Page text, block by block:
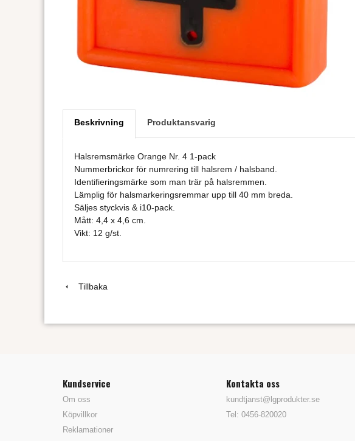
Beskrivning Produktansvarig
Halsremsmärke Orange Nr. 4 1-pack
Nummerbrickor för numrering till halsrem / halsband.
Identifieringsmärke som man trär på halsremmen.
Lämplig för halsmarkeringsremmar upp till 40 mm breda.
Säljes styckvis & i10-pack.
Mått: 4,4 x 4,6 cm.
Vikt: 12 g/st.
Tillbaka
Kundservice
Om oss
Köpvillkor
Reklamationer
Kontakta oss
kundtjanst@lgprodukter.se
Tel: 0456-820020